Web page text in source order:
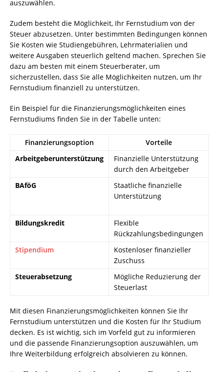
auszuwählen.
Zudem besteht die Möglichkeit, Ihr Fernstudium von der
Steuer abzusetzen. Unter bestimmten Bedingungen können
Sie Kosten wie Studiengebühren, Lehrmaterialien und
weitere Ausgaben steuerlich geltend machen. Sprechen Sie
dazu am besten mit einem Steuerberater, um
sicherzustellen, dass Sie alle Möglichkeiten nutzen, um Ihr
Fernstudium finanziell zu unterstützen.
Ein Beispiel für die Finanzierungsmöglichkeiten eines
Fernstudiums finden Sie in der Tabelle unten:
Finanzierungsoption
Vorteile
Arbeitgeberunterstützung
Finanzielle Unterstützung
durch den Arbeitgeber
BAföG
Staatliche finanzielle
Unterstützung
Bildungskredit
Flexible
Rückzahlungsbedingungen
Stipendium
Kostenloser finanzieller
Zuschuss
Steuerabsetzung
Mögliche Reduzierung der
Steuerlast
Mit diesen Finanzierungsmöglichkeiten können Sie Ihr
Fernstudium unterstützen und die Kosten für Ihr Studium
decken. Es ist wichtig, sich im Vorfeld gut zu informieren
und die passende Finanzierungsoption auszuwählen, um
Ihre Weiterbildung erfolgreich absolvieren zu können.